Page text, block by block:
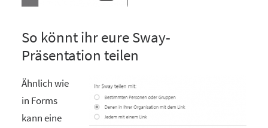
So könnt ihr eure Sway-
Präsentation teilen
Ähnlich wie
in Forms
kann eine